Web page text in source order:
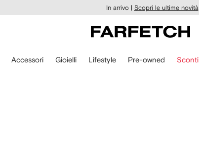
In arrivo | Scopri le ultime novità
Accessori Gioielli Lifestyle Pre-owned Sconti